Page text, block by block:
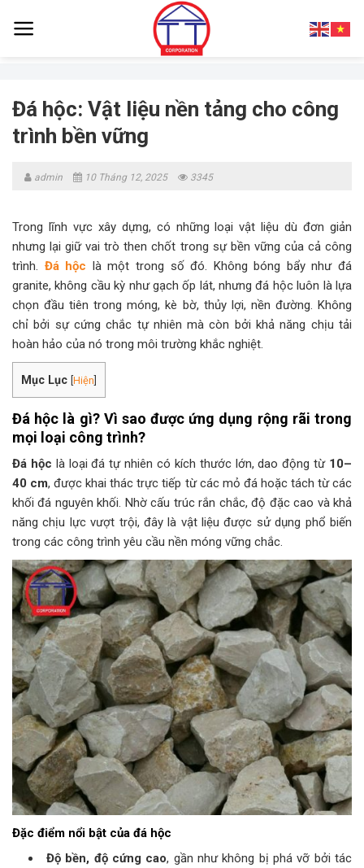
Đá hộc: Vật liệu nền tảng cho công
trình bền vững
admin 10 Tháng 12, 2025 3345
Trong lĩnh vực xây dựng, có những loại vật liệu dù đơn giản
nhưng lại giữ vai trò then chốt trong sự bền vững của cả công
trình. Đá hộc là một trong số đó. Không bóng bẩy như đá
granite, không cầu kỳ như gạch ốp lát, nhưng đá hộc luôn là lựa
chọn đầu tiên trong móng, kè bờ, thủy lợi, nền đường. Không
chỉ bởi sự cứng chắc tự nhiên mà còn bởi khả năng chịu tải
hoàn hảo của nó trong môi trường khắc nghiệt.
Mục Lục [Hiện]
Đá hộc là gì? Vì sao được ứng dụng rộng rãi trong
mọi loại công trình?
Đá hộc là loại đá tự nhiên có kích thước lớn, dao động từ 10–
40 cm, được khai thác trực tiếp từ các mỏ đá hoặc tách từ các
khối đá nguyên khối. Nhờ cấu trúc rắn chắc, độ đặc cao và khả
năng chịu lực vượt trội, đây là vật liệu được sử dụng phổ biến
trong các công trình yêu cầu nền móng vững chắc.
Đặc điểm nổi bật của đá hộc
Độ bền, độ cứng cao, gần như không bị phá vỡ bởi tác